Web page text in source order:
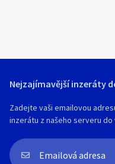
Nejzajímavější inzeráty
Zadejte vaši emailovou
inzerátu z našeho serveru do